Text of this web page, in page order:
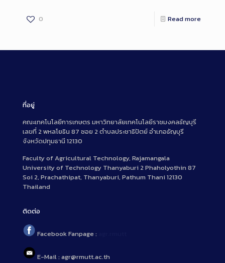
0 Read more
ที่อยู่
คณะเทคโนโลยีการเกษตร มหาวิทยาลัยเทคโนโลยีราชมงคลธัญบุรี
เลขที่ 2 พหลโยธิน 87 ซอย 2 ตำบลประชาธิปัตย์ อำเภอธัญบุรี
จังหวัดปทุมธานี 12130
Faculty of Agricultural Technology, Rajamangala
University of Technology Thanyaburi 2 Phaholyothin 87
Soi 2, Prachathipat, Thanyaburi, Pathum Thani 12130
Thailand
ติดต่อ
Facebook Fanpage :
E-Mail : agr@rmutt.ac.th